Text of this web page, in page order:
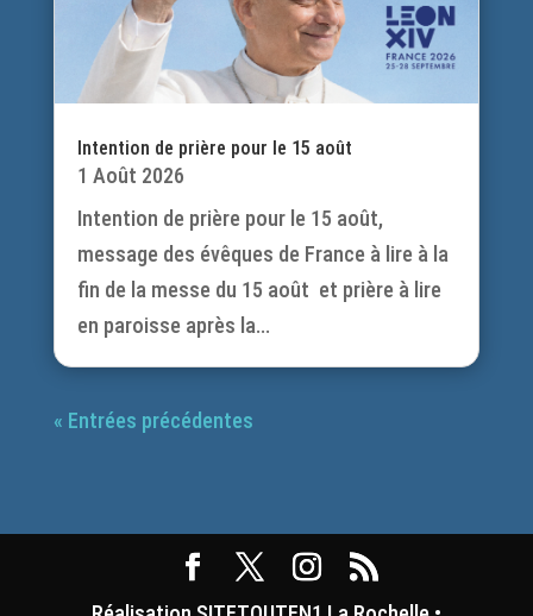
Intention de prière pour le 15 août
1 Août 2026
Intention de prière pour le 15 août,
message des évêques de France à lire à la
fin de la messe du 15 août et prière à lire
en paroisse après la...
« Entrées précédentes